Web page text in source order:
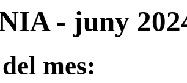
- juny
mes: